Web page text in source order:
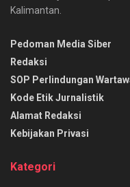
Kalimantan.
Pedoman Media Siber
Redaksi
SOP Perlindungan
Kode Etik Jurnalistik
Alamat Redaksi
Kebijakan Privasi
Kategori